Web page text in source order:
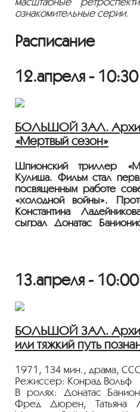
ознакомительные серии.
Расписание
12.апреля - 10:30
БОЛЬШОЙ ЗАЛ.
«Мёртвый сезон»
Шпионский триллер
Кулиша. Фильм стал
посвященным работе
«холодной войны».
Константина
сыграл Донатас
одним из консультантов
со вступительным
разоблаченный в США и
Фрэнсиса Гэри
работы сценарист
напрямую из КГБ. Всё
достоверности сюжету,
отметить мастерство
из будней разведчика
1968, 138 мин.,
СССР, 0+
Режиссер: Савва Кулиш
13.апреля - 10:00
БОЛЬШОЙ ЗАЛ.
или тяжкий путь
1971, 134 мин., драма,
Режиссер: Конрад Вольф
В ролях: Донатас
Фред Дюрен, Татьяна